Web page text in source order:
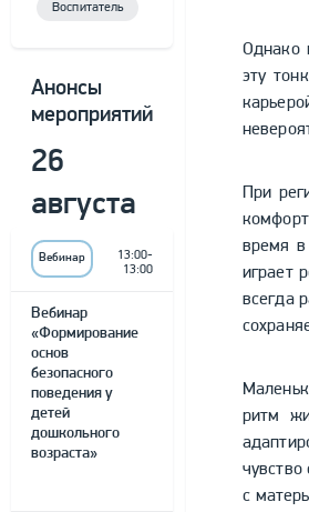
Воспитатель
Анонсы
мероприятий
26
августа
Вебинар
13:00-
13:00
Вебинар
«Формирование
основ
безопасного
поведения у
детей
дошкольного
возраста»
Однако
эту
При
время в
играет
всегда
ритм
с